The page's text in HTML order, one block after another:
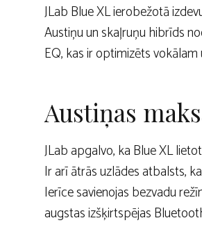
JLab Blue XL ierobežotā
Austiņu un skaļruņu hibrīds
EQ, kas ir optimizēts vokālam
Austiņas
JLab apgalvo, ka Blue XL
Ir arī ātrās uzlādes atbalsts,
Ierīce savienojas bezvadu
augstas izšķirtspējas